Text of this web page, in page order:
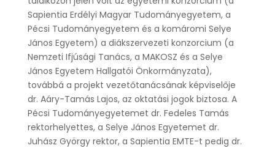
Sapientia Erdélyi Magyar Tudományegyetem, a
Pécsi Tudományegyetem és a komáromi Selye
János Egyetem) a diákszervezeti konzorcium (a
Nemzeti Ifjúsági Tanács, a MAKOSZ és a Selye
János Egyetem Hallgatói Önkormányzata),
továbbá a projekt vezetőtanácsának képviselője
dr. Aáry-Tamás Lajos, az oktatási jogok biztosa. A
Pécsi Tudományegyetemet dr. Fedeles Tamás
rektorhelyettes, a Selye János Egyetemet dr.
Juhász György rektor, a Sapientia EMTE-t pedig dr.